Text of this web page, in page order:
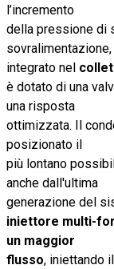
l’incremento
della pressione di
sovralimentazione,
integrato nel
è dotato di una
una risposta
ottimizzata. Il
posizionato il
più lontano
anche dall'ultima
generazione del
iniettore multi-
un maggior
flusso, iniettando